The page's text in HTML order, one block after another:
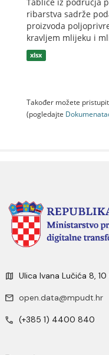
ribarstva sadrže
proizvoda
kravljem mlijeku i
xlsx
Također možete
(pogledajte